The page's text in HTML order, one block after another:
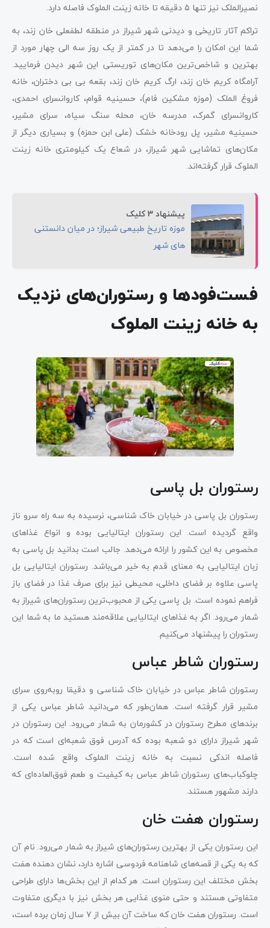
نصیرالملک نیز تنها ۵ دقیقه تا خانه زینت الملوک فاصله دارد.
تراکم آثار تاریخی و دیدنی شهر شیراز در منطقه لطفعلی خان زند، به
شما این امکان را می‌دهد تا در کمتر از یک روز سه الی چهار مورد از
بهترین و شاخص‌ترین مکان‌های توریستی این شهر دیدن فرمایید.
آرامگاه کریم خان زند، ارگ کریم خان زند، بقعه بی بی دختران، خانه
فروغ الملک (موزه مشکین فام)، حسینیه قوام، کاروانسرای احمدی،
کاروانسرای گمرک، مدرسه خان، محله سنگ سیاه، سرای مشیر،
حسینیه مشیر، پل رودخانه خشک (علی ابن حمزه) و بسیاری دیگر از
مکان‌های تماشایی شهر شیراز، در شعاع یک کیلومتری خانه زینت
الملوک قرار گرفته‌اند.
پیشنهاد 3 کلیک
موزه‌ تاریخ طبیعی شیراز؛ در میان دانستنی
های شهر
فست‌فودها و رستوران‌های نزدیک
به خانه زینت الملوک
رستوران بل پاسی
رستوران بل پاسی در خیابان خاک شناسی، نرسیده به سه راه سرو ناز
واقع گردیده است. این رستوران ایتالیایی بوده و انواع غذاهای
مخصوص به این کشور را ارائه می‌دهد. جالب است بدانید بل پاسی به
زبان ایتالیایی به معنای قدم به خیر می‌باشد. رستوران ایتالیایی بل
پاسی علاوه بر فضای داخلی، محیطی نیز برای صرف غذا در فضای باز
فراهم نموده است. بل پاسی یکی از محبوب‌ترین رستوران‌های شیراز به
شمار می‌رود. اگر به غذاهای ایتالیایی علاقه‌مند هستید ما به شما این
رستوران را پیشنهاد می‌کنیم.
رستوران شاطر عباس
رستوران شاطر عباس در خیابان خاک شناسی و دقیقا روبه‌روی سرای
مشیر قرار گرفته است. همان‌طور که می‌دانید شاطر عباس یکی از
برندهای مطرح رستوران در کشورمان به شمار می‌رود. این رستوران در
شهر شیراز دارای دو شعبه بوده که آدرس فوق شعبه‌ای است که در
فاصله اندکی نسبت به خانه زینت الملوک واقع شده است.
چلوکباب‌های رستوران شاطر عباس به کیفیت و طعم فوق‌العاده‌ای که
دارند مشهور هستند.
رستوران هفت خان
این رستوران یکی از بهترین رستوران‌های شیراز به شمار می‌رود. نام آن
که به یکی از قصه‌های شاهنامه فردوسی اشاره دارد، نشان دهنده هفت
بخش مختلف این رستوران است. هر کدام از این بخش‌ها دارای طراحی
متفاوتی هستند و حتی منوی غذایی هر بخش نیز با دیگری متفاوت
است. رستوران هفت خان که ساخت آن بیش از ۷ سال زمان برده است،